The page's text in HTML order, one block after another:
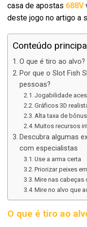
casa de apostas 688V
deste jogo no artigo a
Conteúdo
O que é tiro ao alvo?
Por que o Slot Fish
pessoas?
Jogabilidade
Gráficos 3D
Alta taxa de bônus
Muitos recursos
Descubra algumas
com especialistas
Use a arma certa
Priorizar peixes
Mire nas cabeças
Mire no alvo que
O que é tiro ao